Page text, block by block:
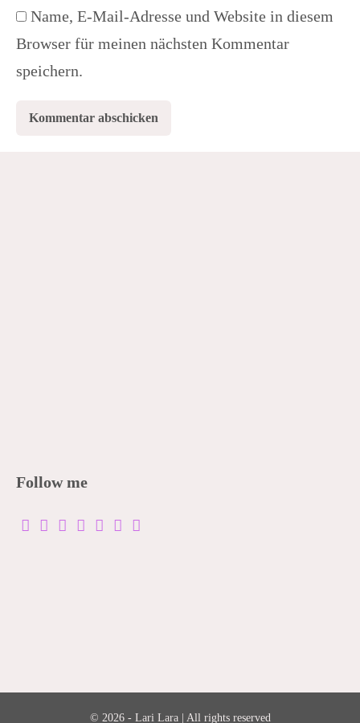
Name, E-Mail-Adresse und Website in diesem
Browser für meinen nächsten Kommentar
speichern.
Follow me
© 2026 - Lari Lara | All rights reserved